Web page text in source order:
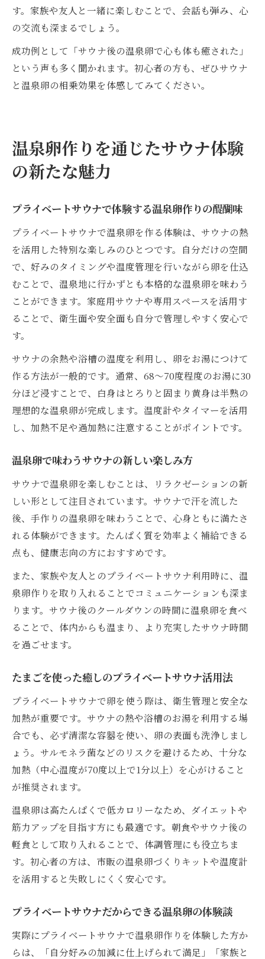
す。家族や友人と一緒に楽しむことで、会話も弾み、心
の交流も深まるでしょう。
成功例として「サウナ後の温泉卵で心も体も癒された」
という声も多く聞かれます。初心者の方も、ぜひサウナ
と温泉卵の相乗効果を体感してみてください。
温泉卵作りを通じたサウナ体験
の新たな魅力
プライベートサウナで体験する温泉卵作りの醍醐味
プライベートサウナで温泉卵を作る体験は、サウナの熱
を活用した特別な楽しみのひとつです。自分だけの空間
で、好みのタイミングや温度管理を行いながら卵を仕込
むことで、温泉地に行かずとも本格的な温泉卵を味わう
ことができます。家庭用サウナや専用スペースを活用す
ることで、衛生面や安全面も自分で管理しやすく安心で
す。
サウナの余熱や浴槽の温度を利用し、卵をお湯につけて
作る方法が一般的です。通常、68〜70度程度のお湯に30
分ほど浸すことで、白身はとろりと固まり黄身は半熟の
理想的な温泉卵が完成します。温度計やタイマーを活用
し、加熱不足や過加熱に注意することがポイントです。
温泉卵で味わうサウナの新しい楽しみ方
サウナで温泉卵を楽しむことは、リラクゼーションの新
しい形として注目されています。サウナで汗を流した
後、手作りの温泉卵を味わうことで、心身ともに満たさ
れる体験ができます。たんぱく質を効率よく補給できる
点も、健康志向の方におすすめです。
また、家族や友人とのプライベートサウナ利用時に、温
泉卵作りを取り入れることでコミュニケーションも深ま
ります。サウナ後のクールダウンの時間に温泉卵を食べ
ることで、体内からも温まり、より充実したサウナ時間
を過ごせます。
たまごを使った癒しのプライベートサウナ活用法
プライベートサウナで卵を使う際は、衛生管理と安全な
加熱が重要です。サウナの熱や浴槽のお湯を利用する場
合でも、必ず清潔な容器を使い、卵の表面も洗浄しまし
ょう。サルモネラ菌などのリスクを避けるため、十分な
加熱（中心温度が70度以上で1分以上）を心がけること
が推奨されます。
温泉卵は高たんぱくで低カロリーなため、ダイエットや
筋力アップを目指す方にも最適です。朝食やサウナ後の
軽食として取り入れることで、体調管理にも役立ちま
す。初心者の方は、市販の温泉卵づくりキットや温度計
を活用すると失敗しにくく安心です。
プライベートサウナだからできる温泉卵の体験談
実際にプライベートサウナで温泉卵作りを体験した方か
らは、「自分好みの加減に仕上げられて満足」「家族と